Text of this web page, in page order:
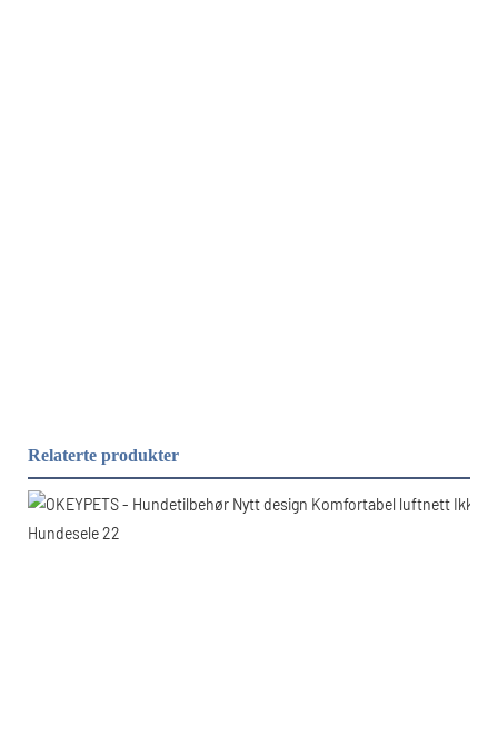
Relaterte produkter